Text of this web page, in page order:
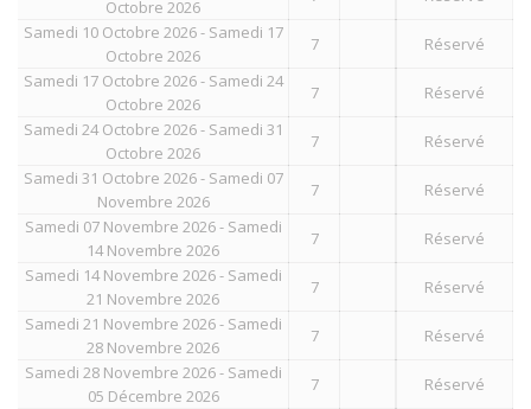
Octobre 2026
Samedi 10 Octobre 2026 - Samedi 17
Octobre 2026
7
Réservé
Samedi 17 Octobre 2026 - Samedi 24
Octobre 2026
7
Réservé
Samedi 24 Octobre 2026 - Samedi 31
Octobre 2026
7
Réservé
Samedi 31 Octobre 2026 - Samedi 07
Novembre 2026
7
Réservé
Samedi 07 Novembre 2026 - Samedi
14 Novembre 2026
7
Réservé
Samedi 14 Novembre 2026 - Samedi
21 Novembre 2026
7
Réservé
Samedi 21 Novembre 2026 - Samedi
28 Novembre 2026
7
Réservé
Samedi 28 Novembre 2026 - Samedi
05 Décembre 2026
7
Réservé